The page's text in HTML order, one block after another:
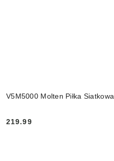
V5M5000 Molten Piłka Siatkowa
Cena:
219.99